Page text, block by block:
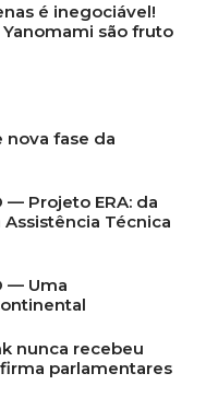
é inegociável!
Yanomami são fruto
nova fase da
— Projeto ERA: da
Técnica
— Uma
nunca recebeu
parlamentares